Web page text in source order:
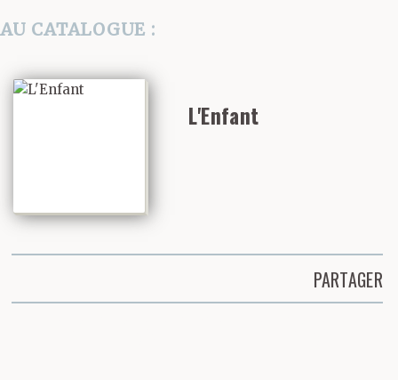
AU CATALOGUE :
L'Enfant
PARTAGER